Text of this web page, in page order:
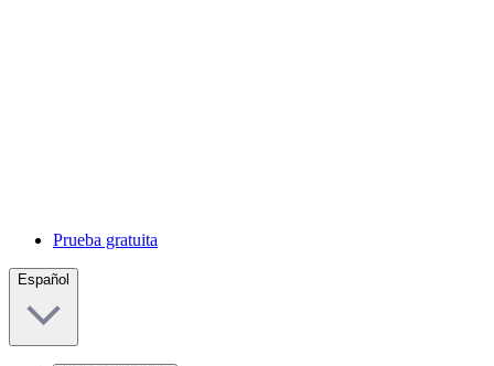
Prueba gratuita
Español